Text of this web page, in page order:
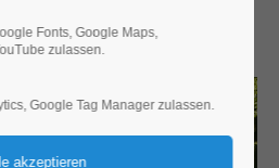
Fonts, Google Maps,
zulassen.
Google Tag Manager zulassen.